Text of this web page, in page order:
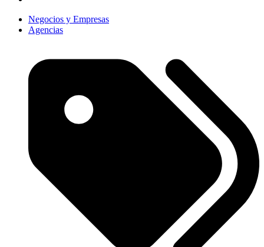
Negocios y Empresas
Agencias